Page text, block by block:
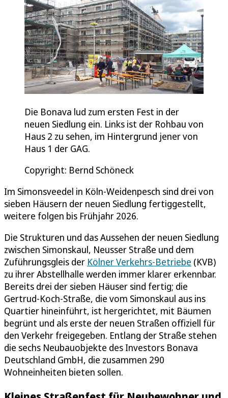
Die Bonava lud zum ersten Fest in der
neuen Siedlung ein. Links ist der Rohbau von
Haus 2 zu sehen, im Hintergrund jener von
Haus 1 der GAG.
Copyright: Bernd Schöneck
Im Simonsveedel in Köln-Weidenpesch sind drei von
sieben Häusern der neuen Siedlung fertiggestellt,
weitere folgen bis Frühjahr 2026.
Die Strukturen und das Aussehen der neuen Siedlung
zwischen Simonskaul, Neusser Straße und dem
Zuführungsgleis der Kölner Verkehrs-Betriebe (KVB)
zu ihrer Abstellhalle werden immer klarer erkennbar.
Bereits drei der sieben Häuser sind fertig; die
Gertrud-Koch-Straße, die vom Simonskaul aus ins
Quartier hineinführt, ist hergerichtet, mit Bäumen
begrünt und als erste der neuen Straßen offiziell für
den Verkehr freigegeben. Entlang der Straße stehen
die sechs Neubauobjekte des Investors Bonava
Deutschland GmbH, die zusammen 290
Wohneinheiten bieten sollen.